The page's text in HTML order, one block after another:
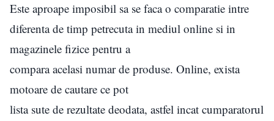
Este aproape imposibil sa se faca o comparatie intre
diferenta de timp petrecuta in mediul online si in
magazinele fizice pentru a
compara acelasi numar de produse. Online, exista
motoare de cautare ce pot
lista sute de rezultate deodata, astfel incat cumparatorul